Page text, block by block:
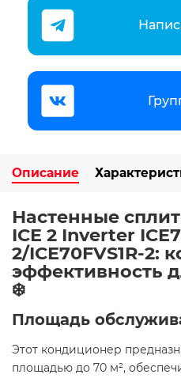
Описание
Настенные
ICE 2 Inverter
2/ICE70FVS1R-2:
эффективность
❄️
Площадь
Этот кондиционер
площадью до 70 м²,